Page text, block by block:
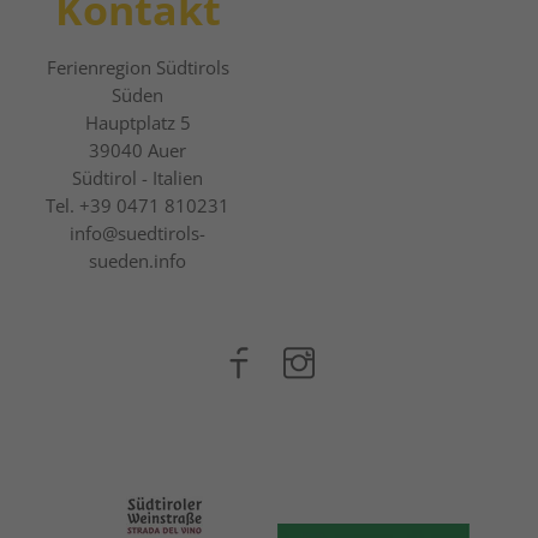
Ferienregion Südtirols
Süden
Hauptplatz 5
39040 Auer
Südtirol - Italien
Tel. +39 0471 810231
info@suedtirols-
sueden.info